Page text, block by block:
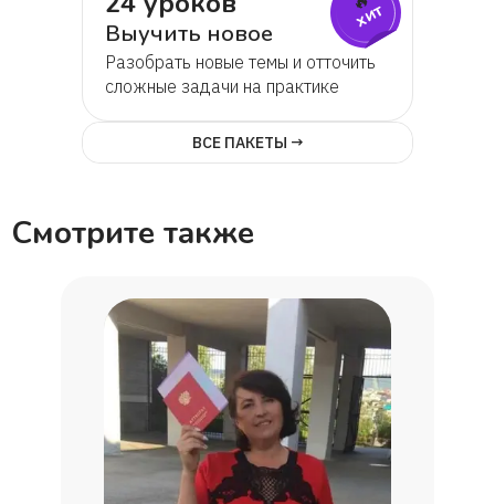
Выучить новое
Разобрать новые темы и отточить
сложные задачи на практике
хит
ВСЕ ПАКЕТЫ →
Смотрите также